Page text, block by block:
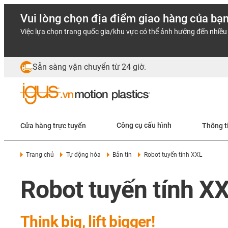
Vui lòng chọn địa điểm giao hàng của
Việc lựa chọn trang quốc gia/khu vực có thể ảnh hưởng đến
Sẵn sàng vận chuyển từ 24 giờ.
Cửa hàng trực tuyến Công cụ cấu hình Thông
Trang chủ Tự động hóa Bản tin Robot tuyến tính XXL
Robot tuyến tính
Think big, lift bigger!